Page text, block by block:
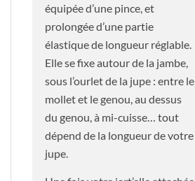
équipée d’une pince, et
prolongée d’une partie
élastique de longueur réglable.
Elle se fixe autour de la jambe,
sous l’ourlet de la jupe : entre le
mollet et le genou, au dessus
du genou, à mi-cuisse… tout
dépend de la longueur de votre
jupe.